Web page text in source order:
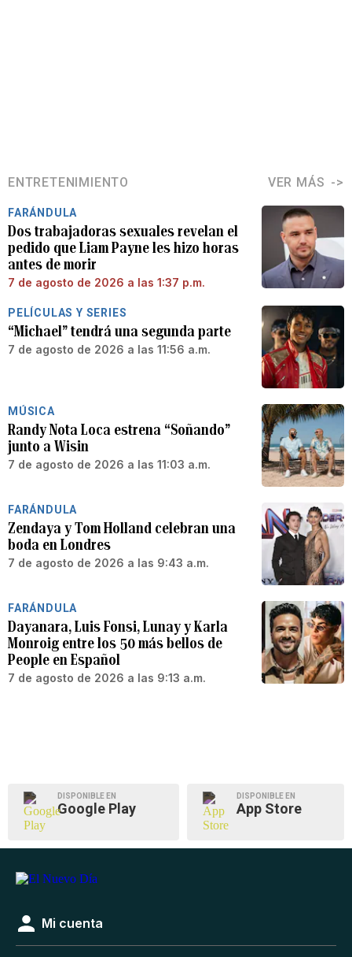
ENTRETENIMIENTO VER MÁS
FARÁNDULA
Dos trabajadoras sexuales revelan el
pedido que Liam Payne les hizo horas
antes de morir
7 de agosto de 2026 a las 1:37 p.m.
PELÍCULAS Y SERIES
“Michael” tendrá una segunda parte
7 de agosto de 2026 a las 11:56 a.m.
MÚSICA
Randy Nota Loca estrena “Soñando”
junto a Wisin
7 de agosto de 2026 a las 11:03 a.m.
FARÁNDULA
Zendaya y Tom Holland celebran una
boda en Londres
7 de agosto de 2026 a las 9:43 a.m.
FARÁNDULA
Dayanara, Luis Fonsi, Lunay y Karla
Monroig entre los 50 más bellos de
People en Español
7 de agosto de 2026 a las 9:13 a.m.
DISPONIBLE EN
Google Play
DISPONIBLE EN
App Store
Mi cuenta